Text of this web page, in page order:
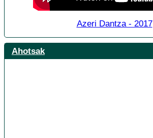
Azeri Dantza - 2017
Ahotsak